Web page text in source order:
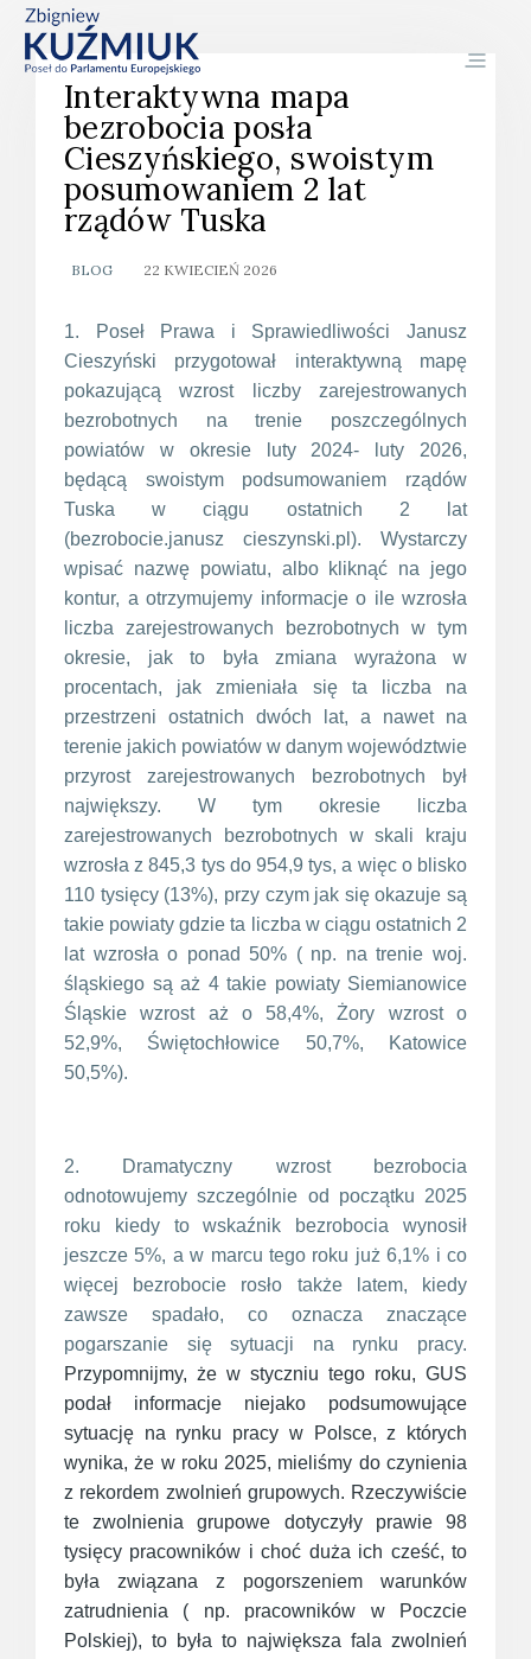
Interaktywna mapa
bezrobocia posła
Cieszyńskiego, swoistym
posumowaniem 2 lat
rządów Tuska
BLOG 22 KWIECIEŃ 2026
1. Poseł Prawa i Sprawiedliwości Janusz
Cieszyński przygotował interaktywną mapę
pokazującą wzrost liczby zarejestrowanych
bezrobotnych na trenie poszczególnych
powiatów w okresie luty 2024- luty 2026,
będącą swoistym podsumowaniem rządów
Tuska w ciągu ostatnich 2 lat
(bezrobocie.janusz cieszynski.pl). Wystarczy
wpisać nazwę powiatu, albo kliknąć na jego
kontur, a otrzymujemy informacje o ile wzrosła
liczba zarejestrowanych bezrobotnych w tym
okresie, jak to była zmiana wyrażona w
procentach, jak zmieniała się ta liczba na
przestrzeni ostatnich dwóch lat, a nawet na
terenie jakich powiatów w danym województwie
przyrost zarejestrowanych bezrobotnych był
największy. W tym okresie liczba
zarejestrowanych bezrobotnych w skali kraju
wzrosła z 845,3 tys do 954,9 tys, a więc o blisko
110 tysięcy (13%), przy czym jak się okazuje są
takie powiaty gdzie ta liczba w ciągu ostatnich 2
lat wzrosła o ponad 50% ( np. na trenie woj.
śląskiego są aż 4 takie powiaty Siemianowice
Śląskie wzrost aż o 58,4%, Żory wzrost o
52,9%, Świętochłowice 50,7%, Katowice
50,5%).
2. Dramatyczny wzrost bezrobocia
odnotowujemy szczególnie od początku 2025
roku kiedy to wskaźnik bezrobocia wynosił
jeszcze 5%, a w marcu tego roku już 6,1% i co
więcej bezrobocie rosło także latem, kiedy
zawsze spadało, co oznacza znaczące
pogarszanie się sytuacji na rynku pracy.
Przypomnijmy, że w styczniu tego roku, GUS
podał informacje niejako podsumowujące
sytuację na rynku pracy w Polsce, z których
wynika, że w roku 2025, mieliśmy do czynienia
z rekordem zwolnień grupowych. Rzeczywiście
te zwolnienia grupowe dotyczyły prawie 98
tysięcy pracowników i choć duża ich cześć, to
była związana z pogorszeniem warunków
zatrudnienia ( np. pracowników w Poczcie
Polskiej), to była to największa fala zwolnień